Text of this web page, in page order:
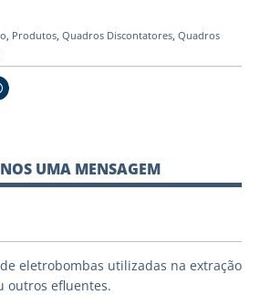
, Produtos, Quadros Discontatores, Quadros
UMA MENSAGEM
eletrobombas utilizadas na extração
outros efluentes.